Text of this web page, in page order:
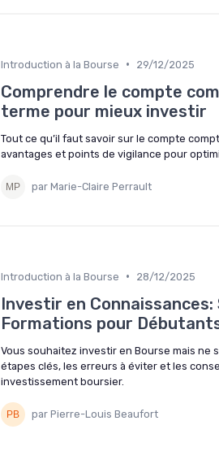
Introduction à la Bourse • 29/12/2025
Comprendre le compte
terme pour mieux investir
Tout ce qu’il faut savoir sur le compte
avantages et points de vigilance pour
par Marie-Claire Perrault
Introduction à la Bourse • 28/12/2025
Investir en
Formations pour
Vous souhaitez investir en Bourse mais ne
étapes clés, les erreurs à éviter et les
investissement boursier.
par Pierre-Louis Beaufort